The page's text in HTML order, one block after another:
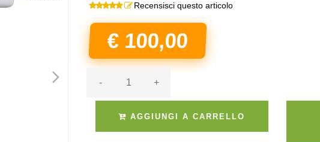
>
Recensisci questo articolo
€ 100,00
- +
AGGIUNGI A CARRELLO